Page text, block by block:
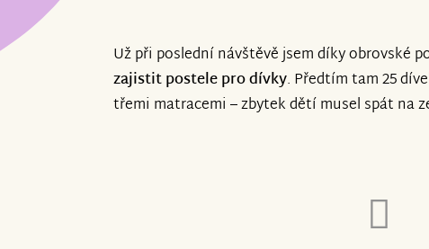
Už při poslední návštěvě jsem díky obrovské
zajistit postele pro dívky. Předtím tam 25
třemi matracemi – zbytek dětí musel spát na